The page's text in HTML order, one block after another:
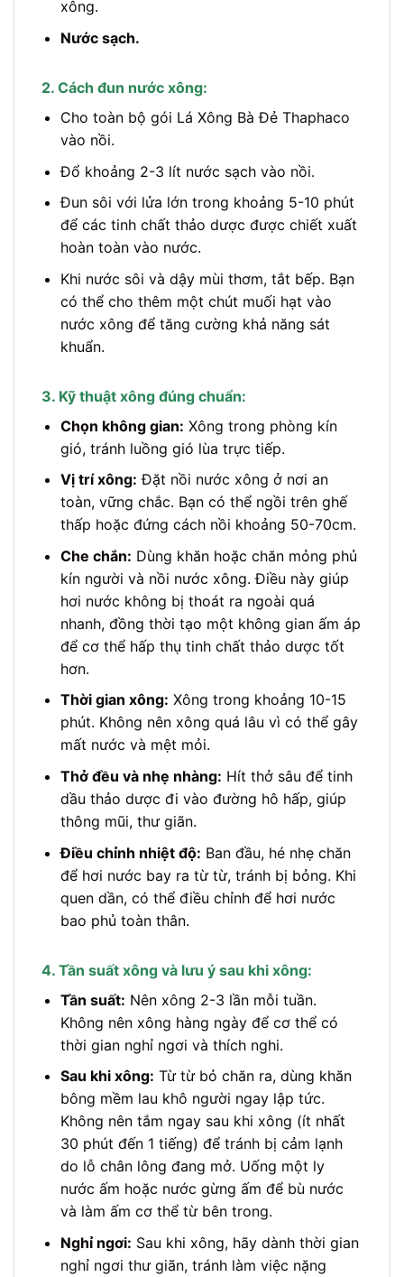
xông.
Nước sạch.
2. Cách đun nước xông:
Cho toàn bộ gói Lá Xông Bà Đẻ Thaphaco
vào nồi.
Đổ khoảng 2-3 lít nước sạch vào nồi.
Đun sôi với lửa lớn trong khoảng 5-10 phút
để các tinh chất thảo dược được chiết xuất
hoàn toàn vào nước.
Khi nước sôi và dậy mùi thơm, tắt bếp. Bạn
có thể cho thêm một chút muối hạt vào
nước xông để tăng cường khả năng sát
khuẩn.
3. Kỹ thuật xông đúng chuẩn:
Chọn không gian: Xông trong phòng kín
gió, tránh luồng gió lùa trực tiếp.
Vị trí xông: Đặt nồi nước xông ở nơi an
toàn, vững chắc. Bạn có thể ngồi trên ghế
thấp hoặc đứng cách nồi khoảng 50-70cm.
Che chắn: Dùng khăn hoặc chăn mỏng phủ
kín người và nồi nước xông. Điều này giúp
hơi nước không bị thoát ra ngoài quá
nhanh, đồng thời tạo một không gian ấm áp
để cơ thể hấp thụ tinh chất thảo dược tốt
hơn.
Thời gian xông: Xông trong khoảng 10-15
phút. Không nên xông quá lâu vì có thể gây
mất nước và mệt mỏi.
Thở đều và nhẹ nhàng: Hít thở sâu để tinh
dầu thảo dược đi vào đường hô hấp, giúp
thông mũi, thư giãn.
Điều chỉnh nhiệt độ: Ban đầu, hé nhẹ chăn
để hơi nước bay ra từ từ, tránh bị bỏng. Khi
quen dần, có thể điều chỉnh để hơi nước
bao phủ toàn thân.
4. Tần suất xông và lưu ý sau khi xông:
Tần suất: Nên xông 2-3 lần mỗi tuần.
Không nên xông hàng ngày để cơ thể có
thời gian nghỉ ngơi và thích nghi.
Sau khi xông: Từ từ bỏ chăn ra, dùng khăn
bông mềm lau khô người ngay lập tức.
Không nên tắm ngay sau khi xông (ít nhất
30 phút đến 1 tiếng) để tránh bị cảm lạnh
do lỗ chân lông đang mở. Uống một ly
nước ấm hoặc nước gừng ấm để bù nước
và làm ấm cơ thể từ bên trong.
Nghỉ ngơi: Sau khi xông, hãy dành thời gian
nghỉ ngơi thư giãn, tránh làm việc nặng